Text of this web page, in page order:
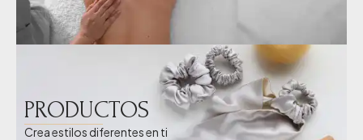
PRODUCTOS
Crea estilos diferentes en ti